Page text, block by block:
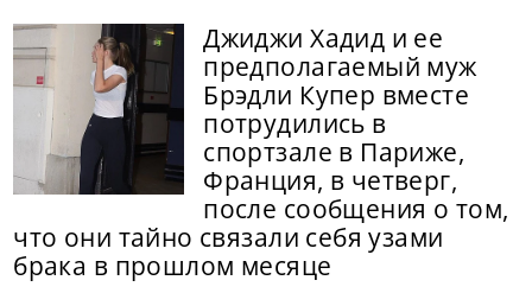
Джиджи Хадид и ее
предполагаемый муж
Брэдли Купер вместе
потрудились в
спортзале в Париже,
Франция, в четверг,
после сообщения о том,
что они тайно связали себя узами
брака в прошлом месяце